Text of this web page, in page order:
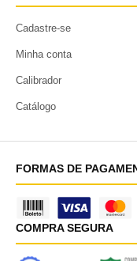
Cadastre-se
Minha conta
Calibrador
Catálogo
FORMAS DE
COMPRA SEGURA